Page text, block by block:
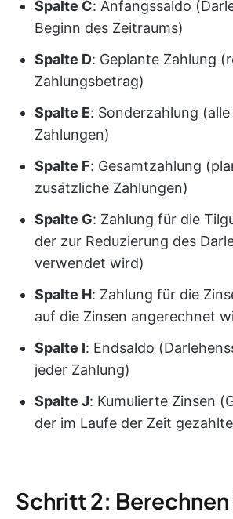
Spalte C: Anfangssaldo
Beginn des Zeitraums)
Spalte D: Geplante Zahlung
Zahlungsbetrag)
Spalte E: Sonderzahlung
Zahlungen)
Spalte F: Gesamtzahlung
zusätzliche Zahlungen)
Spalte G: Zahlung für die
der zur Reduzierung des
verwendet wird)
Spalte H: Zahlung für die
auf die Zinsen angerechnet
Spalte I: Endsaldo
jeder Zahlung)
Spalte J: Kumulierte Zinsen
der im Laufe der Zeit
Schritt 2: Berechnen